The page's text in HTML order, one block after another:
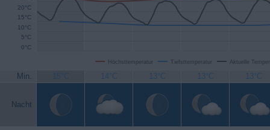
Höchsttemperatur Tiefsttemperatur Aktuelle
0°C
5°C
10°C
15°C
20°C
Min. 15°C 14°C 13°C 13°C 13°C
Nacht